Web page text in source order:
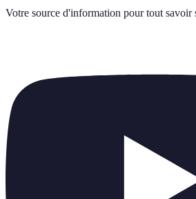
Votre source d'information pour tout savoir